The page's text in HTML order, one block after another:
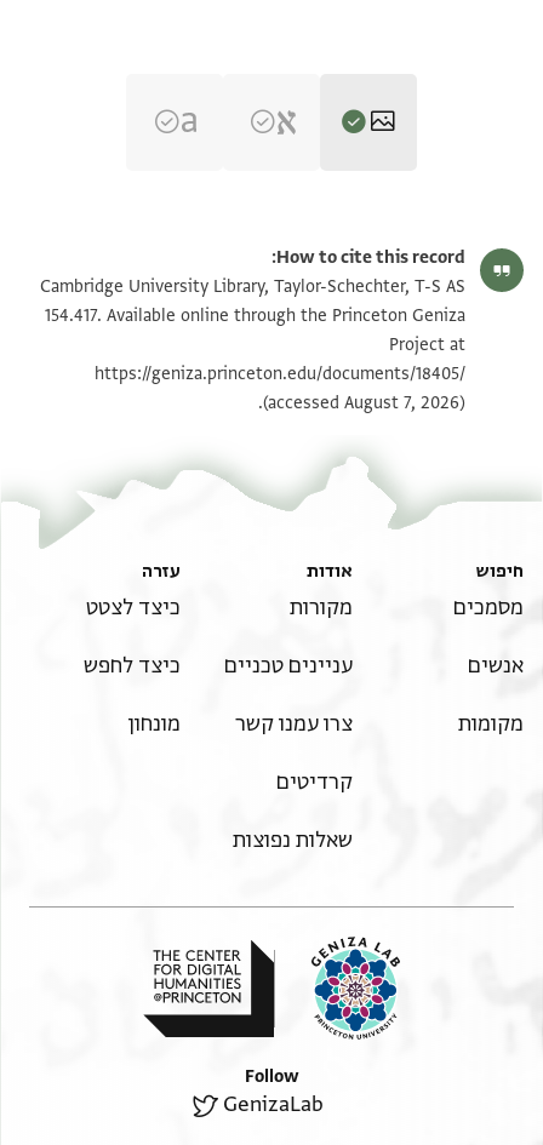
T-S AS 154.417 1v הגדל וסובב
תנאי היתר שימוש בתצלום
How to cite this record:
Cambridge University Library, Taylor-Schechter, T-S AS
154.417. Available online through the Princeton Geniza
Project at
https://geniza.princeton.edu/documents/18405/
(accessed August 7, 2026).
חיפוש
מסמכים
אנשים
מקומות
אודות
מקורות
עניינים טכניים
צרו עמנו קשר
קרדיטים
שאלות נפוצות
עזרה
כיצד לצטט
כיצד לחפש
מונחון
Follow
GenizaLab